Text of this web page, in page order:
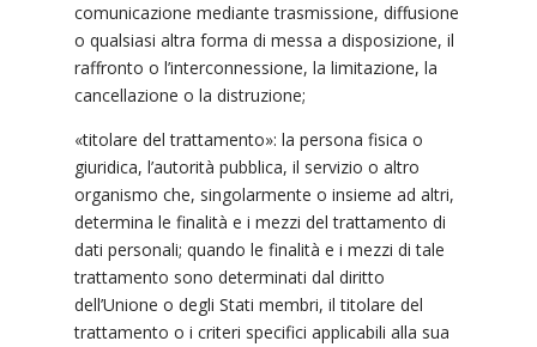
comunicazione mediante trasmissione, diffusione
o qualsiasi altra forma di messa a disposizione, il
raffronto o l’interconnessione, la limitazione, la
cancellazione o la distruzione;
«titolare del trattamento»: la persona fisica o
giuridica, l’autorità pubblica, il servizio o altro
organismo che, singolarmente o insieme ad altri,
determina le finalità e i mezzi del trattamento di
dati personali; quando le finalità e i mezzi di tale
trattamento sono determinati dal diritto
dell’Unione o degli Stati membri, il titolare del
trattamento o i criteri specifici applicabili alla sua